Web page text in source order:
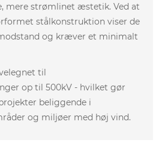
mere strømlinet æstetik. Ved at
stålkonstruktion viser de
og kræver et minimalt
til
op til 500kV - hvilket gør
beliggende i
og miljøer med høj vind.